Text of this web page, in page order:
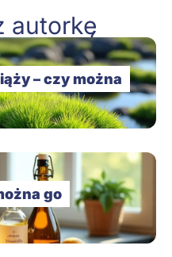
autorkę
– czy można
go